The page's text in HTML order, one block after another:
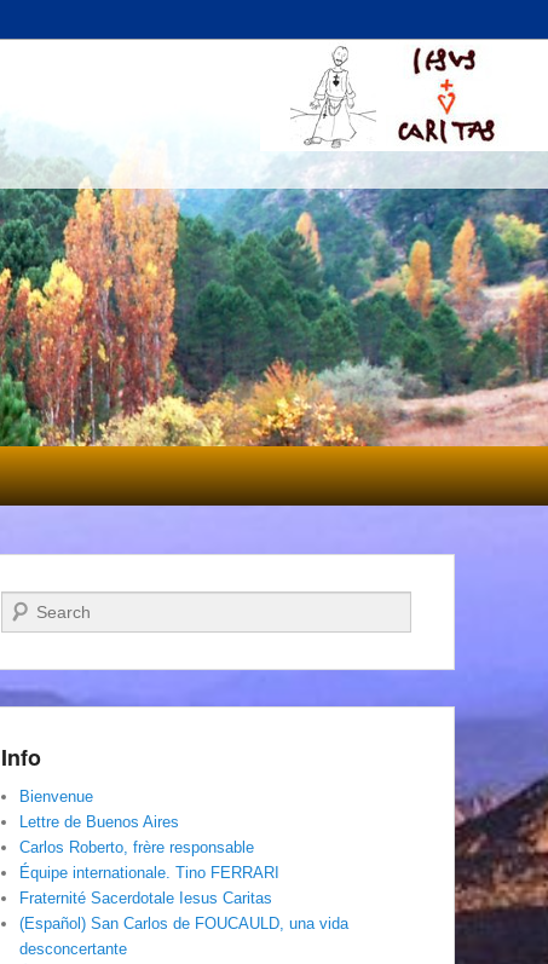
Recherche
Info
Bienvenue
Lettre de Buenos Aires
Carlos Roberto, frère responsable
Équipe internationale. Tino FERRARI
Fraternité Sacerdotale Iesus Caritas
(Español) San Carlos de FOUCAULD, una vida
desconcertante